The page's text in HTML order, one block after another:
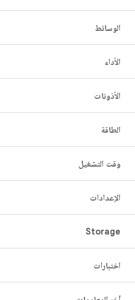
الوسائط
الأداء
الأذونات
الطاقة
وقت التشغيل
الإعدادات
Storage
اختبارات